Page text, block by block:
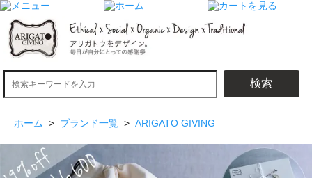
検索
ホーム > ブランド一覧 > ARIGATO GIVING